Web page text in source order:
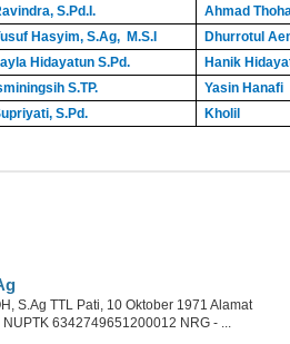
S.Pd.I.
Ahmad
Hasyim, S.Ag, M.S.I
Dhurrotul
Hidayatun S.Pd.
Hanik
S.TP.
Yasin Hanafi
S.Pd. Kholil
S.Ag TTL Pati, 10 Oktober 1971 Alamat
6342749651200012 NRG - ...